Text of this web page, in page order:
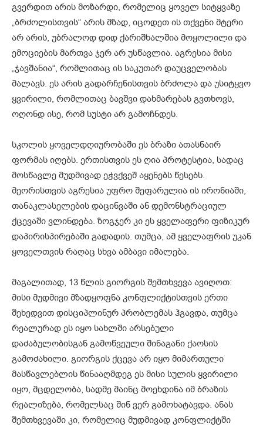
გვერდით არის მოზარდი, რომელიც ყოველ სიტყვაზე
„ბრძოლისთვის“ არის მზად, იცოდეთ ის თქვენი მტერი
არ არის, უბრალოდ დიდ ქარიშხალშია მოყოლილი და
ემოციების მართვა ჯერ არ უსწავლია. აგრესია მისი
„ჯავშანია“, რომლითაც ის საკუთარ დაუცველობას
მალავს. ეს არის გადარჩენისთვის ბრძოლა და უსიტყვო
ყვირილი, რომლითაც ბავშვი დახმარებას გვთხოვს,
ოღონდ ისე, რომ სუსტი არ გამოჩნდეს.
სკოლის ყოველდღიურობაში ეს ბრაზი ათასნაირ
ფორმას იღებს. ერთისთვის ეს ღია პროტესტია, სადაც
მოსწავლე მუდმივად ეჭვქვეშ აყენებს წესებს.
მეორისთვის აგრესია უფრო შეფარულია ის ირონიაში,
თანაკლასელების დაცინვაში ან დემონსტრაციულ
ქცევაში ვლინდება. ზოგჯერ კი ეს ყველაფერი ფიზიკურ
დაპირისპირებაში გადადის. თუმცა, ამ ყველაფრის უკან
ყოველთვის რაღაც სხვა ამბავი იმალება.
მაგალითად, 13 წლის გიორგის შემთხვევა ავიღოთ:
მისი მუდმივი მზადყოფნა კონფლიქტისთვის ერთი
შეხედვით დისციპლინურ პრობლემას ჰგავდა, თუმცა
რეალურად ეს იყო სახლში არსებული
დაძაბულობისგან გამოწვეული შინაგანი ქაოსის
გამოძახილი. გიორგის ქცევა არ იყო მიმართული
მასწავლებლის წინააღმდეგ ეს მისი სულის ყვირილი
იყო, მცდელობა, სადმე მაინც მოეხდინა იმ ბრაზის
რეალიზება, რომელსაც შინ ვერ გამოხატავდა. ანას
შემთხვევაში კი, რომელიც მუდმივად კონფლიქტში